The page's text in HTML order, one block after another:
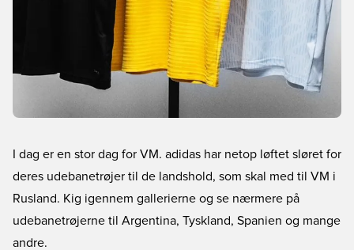
I dag er en stor dag for VM. adidas har netop løftet sløret for
deres udebanetrøjer til de landshold, som skal med til VM i
Rusland. Kig igennem gallerierne og se nærmere på
udebanetrøjerne til Argentina, Tyskland, Spanien og mange
andre.